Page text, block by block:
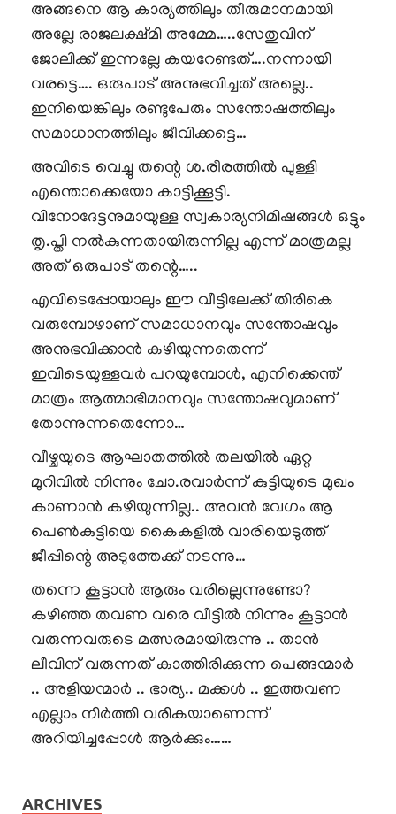
അങ്ങനെ ആ കാര്യത്തിലും തീരുമാനമായി
അല്ലേ രാജലക്ഷ്മി അമ്മേ…..സേതുവിന്
ജോലിക്ക് ഇന്നല്ലേ കയറേണ്ടത്….നന്നായി
വരട്ടെ…. ഒരുപാട് അനുഭവിച്ചത് അല്ലെ..
ഇനിയെങ്കിലും രണ്ടുപേരും സന്തോഷത്തിലും
സമാധാനത്തിലും ജീവിക്കട്ടെ…
അവിടെ വെച്ചു തന്റെ ശ.രീരത്തിൽ പുള്ളി
എന്തൊക്കെയോ കാട്ടിക്കൂട്ടി.
വിനോദേട്ടനുമായുള്ള സ്വകാര്യനിമിഷങ്ങൾ ഒട്ടും
തൃ.പ്തി നൽകുന്നതായിരുന്നില്ല എന്ന് മാത്രമല്ല
അത് ഒരുപാട് തന്റെ…..
എവിടെപ്പോയാലും ഈ വീട്ടിലേക്ക് തിരികെ
വരുമ്പോഴാണ് സമാധാനവും സന്തോഷവും
അനുഭവിക്കാൻ കഴിയുന്നതെന്ന്
ഇവിടെയുള്ളവർ പറയുമ്പോൾ, എനിക്കെന്ത്
മാത്രം ആത്മാഭിമാനവും സന്തോഷവുമാണ്
തോന്നുന്നതെന്നോ…
വീഴ്ചയുടെ ആഘാതത്തിൽ തലയിൽ ഏറ്റ
മുറിവിൽ നിന്നും ചോ.രവാർന്ന് കുട്ടിയുടെ മുഖം
കാണാൻ കഴിയുന്നില്ല.. അവൻ വേഗം ആ
പെൺകുട്ടിയെ കൈകളിൽ വാരിയെടുത്ത്
ജീപ്പിന്റെ അടുത്തേക്ക് നടന്നു…
തന്നെ കൂട്ടാൻ ആരും വരില്ലെന്നുണ്ടോ?
കഴിഞ്ഞ തവണ വരെ വീട്ടിൽ നിന്നും കൂട്ടാൻ
വരുന്നവരുടെ മത്സരമായിരുന്നു .. താൻ
ലീവിന് വരുന്നത് കാത്തിരിക്കുന്ന പെങ്ങന്മാർ
.. അളിയന്മാർ .. ഭാര്യ.. മക്കൾ .. ഇത്തവണ
എല്ലാം നിർത്തി വരികയാണെന്ന്
അറിയിച്ചപ്പോൾ ആർക്കും……
ARCHIVES